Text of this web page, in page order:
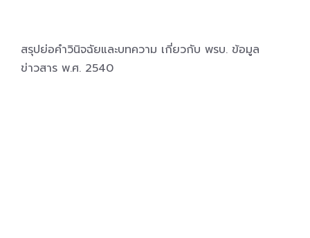
สรุปย่อคำวินิจฉัยและบทความ เกี่ยวกับ พรบ. ข้อมูล
ข่าวสาร พ.ศ. 2540